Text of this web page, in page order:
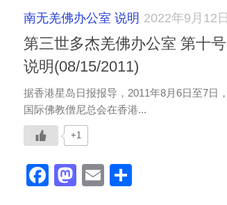
南无羌佛办公室 说明 2022年9月12日
第三世多杰羌佛办公室 第十号
说明(08/15/2011)
据香港星岛日报报导，2011年8月6日至7日，
国际佛教僧尼总会在香港...
+1
Facebook
Mastodon
Email